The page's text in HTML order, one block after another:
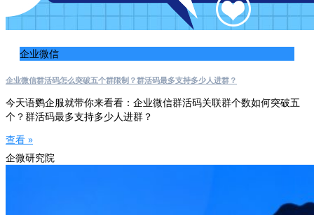
企业微信
企业微信群活码怎么突破五个群限制？群活码最多支持多少人进群？
今天语鹦企服就带你来看看：企业微信群活码关联群个数如何突破五
个？群活码最多支持多少人进群？
查看 »
企微研究院